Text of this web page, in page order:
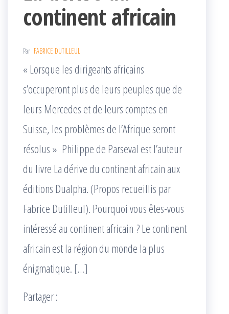
continent africain
Par FABRICE DUTILLEUL
« Lorsque les dirigeants africains
s’occuperont plus de leurs peuples que de
leurs Mercedes et de leurs comptes en
Suisse, les problèmes de l’Afrique seront
résolus » Philippe de Parseval est l’auteur
du livre La dérive du continent africain aux
éditions Dualpha. (Propos recueillis par
Fabrice Dutilleul). Pourquoi vous êtes-vous
intéressé au continent africain ? Le continent
africain est la région du monde la plus
énigmatique. […]
Partager :